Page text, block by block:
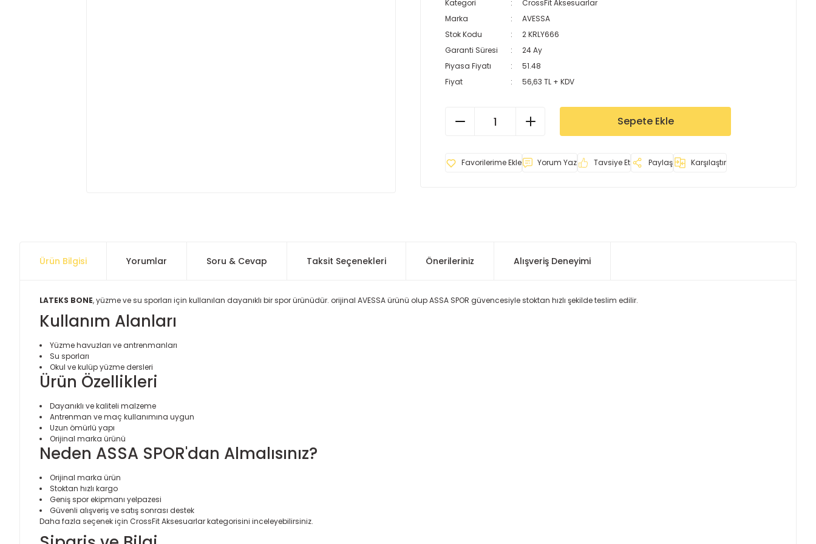
Kategori
CrossFit Aksesuarlar
Marka
AVESSA
Stok Kodu
2 KRLY666
Garanti Süresi
24 Ay
Piyasa Fiyatı
51.48
Fiyat
56,63 TL + KDV
Sepete Ekle
Yorum Yaz Tavsiye Et Paylaş Karşılaştır
Ürün Bilgisi Yorumlar Soru & Cevap Taksit Seçenekleri Önerileriniz Alışveriş Deneyimi
LATEKS BONE, yüzme ve su sporları için kullanılan dayanıklı bir spor ürünüdür. orijinal AVESSA ürünü olup ASSA SPOR güvencesiyle stoktan hızlı şekilde teslim edilir.
Kullanım Alanları
Yüzme havuzları ve antrenmanları
Su sporları
Okul ve kulüp yüzme dersleri
Ürün Özellikleri
Dayanıklı ve kaliteli malzeme
Antrenman ve maç kullanımına uygun
Uzun ömürlü yapı
Orijinal marka ürünü
Neden ASSA SPOR'dan Almalısınız?
Orijinal marka ürün
Stoktan hızlı kargo
Geniş spor ekipmanı yelpazesi
Güvenli alışveriş ve satış sonrası destek
Daha fazla seçenek için CrossFit Aksesuarlarkategorisini inceleyebilirsiniz.